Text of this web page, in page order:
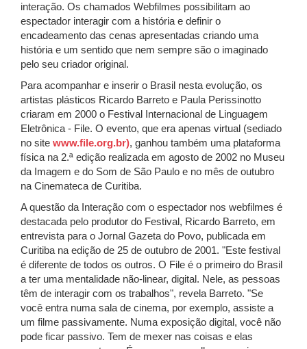
interação. Os chamados Webfilmes possibilitam ao
espectador interagir com a história e definir o
encadeamento das cenas apresentadas criando uma
história e um sentido que nem sempre são o imaginado
pelo seu criador original.
Para acompanhar e inserir o Brasil nesta evolução, os
artistas plásticos Ricardo Barreto e Paula Perissinotto
criaram em 2000 o Festival Internacional de Linguagem
Eletrônica - File. O evento, que era apenas virtual (sediado
no site www.file.org.br), ganhou também uma plataforma
física na 2.ª edição realizada em agosto de 2002 no Museu
da Imagem e do Som de São Paulo e no mês de outubro
na Cinemateca de Curitiba.
A questão da Interação com o espectador nos webfilmes é
destacada pelo produtor do Festival, Ricardo Barreto, em
entrevista para o Jornal Gazeta do Povo, publicada em
Curitiba na edição de 25 de outubro de 2001. "Este festival
é diferente de todos os outros. O File é o primeiro do Brasil
a ter uma mentalidade não-linear, digital. Nele, as pessoas
têm de interagir com os trabalhos", revela Barreto. "Se
você entra numa sala de cinema, por exemplo, assiste a
um filme passivamente. Numa exposição digital, você não
pode ficar passivo. Tem de mexer nas coisas e elas